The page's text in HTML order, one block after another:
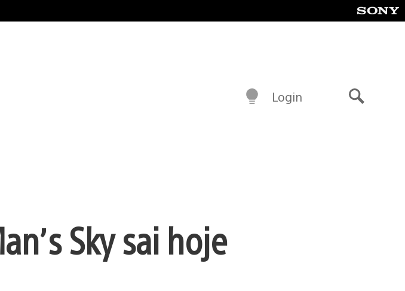
Login
Sky sai hoje